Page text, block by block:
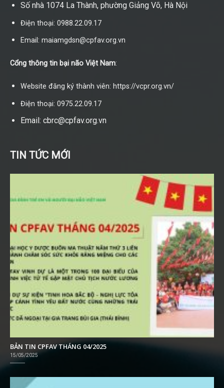
Số nhà 1074 La Thành, phường Giảng Võ, Hà Nội
Điện thoại: 0988.22.09.17
Email: maiamgdsn@cpfav.org.vn
Cổng thông tin bại não Việt Nam:
Website đăng ký thành viên: https://vcpr.org.vn/
Điện thoại: 0975.22.09.17
Email: cbrc@cpfav.org.vn
TIN TỨC MỚI
BẢN TIN CPFAV THÁNG 04/2025
15/05/2025